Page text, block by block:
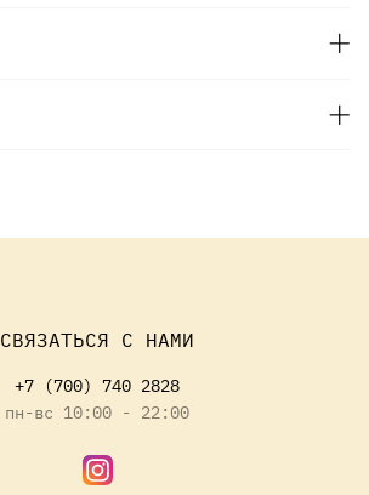
СВЯЗАТЬСЯ С НАМИ
+7 (700) 740 2828
пн-вс 10:00 - 22:00